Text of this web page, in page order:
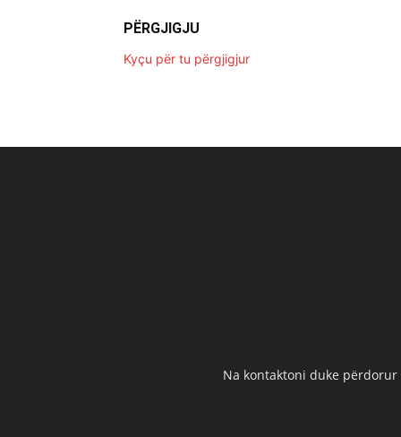
PËRGJIGJU
Kyçu për tu përgjigjur
Na kontaktoni duke përdorur